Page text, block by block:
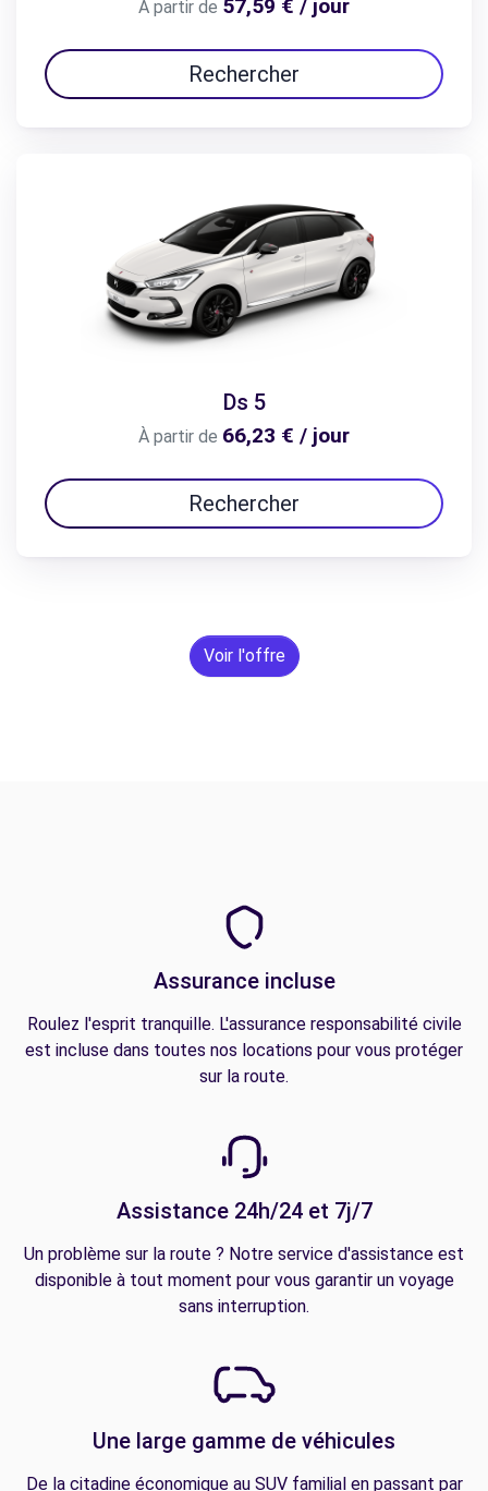
À partir de 57,59 € / jour
Rechercher
Ds 5
À partir de 66,23 € / jour
Rechercher
Voir l'offre
Assurance incluse
Roulez l'esprit tranquille. L'assurance responsabilité civile
est incluse dans toutes nos locations pour vous protéger
sur la route.
Assistance 24h/24 et 7j/7
Un problème sur la route ? Notre service d'assistance est
disponible à tout moment pour vous garantir un voyage
sans interruption.
Une large gamme de véhicules
De la citadine économique au SUV familial en passant par